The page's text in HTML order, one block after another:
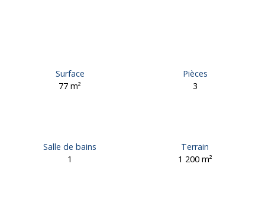
Surface
77m²
Pièces
3
Salle de bains
1
Terrain
1 200 m²